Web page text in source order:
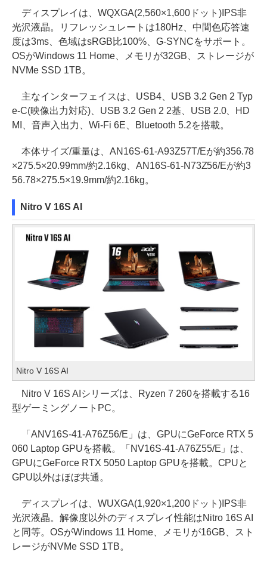
ディスプレイは、WQXGA(2,560×1,600ドット)IPS非
光沢液晶。リフレッシュレートは180Hz、中間色応答速
度は3ms、色域はsRGB比100%、G-SYNCをサポート。
OSがWindows 11 Home、メモリが32GB、ストレージが
NVMe SSD 1TB。
主なインターフェイスは、USB4、USB 3.2 Gen 2 Typ
e-C(映像出力対応)、USB 3.2 Gen 2 2基、USB 2.0、HD
MI、音声入出力、Wi-Fi 6E、Bluetooth 5.2を搭載。
本体サイズ/重量は、AN16S-61-A93Z57T/Eが約356.78
×275.5×20.99mm/約2.16kg、AN16S-61-N73Z56/Eが約3
56.78×275.5×19.9mm/約2.16kg。
Nitro V 16S AI
Nitro V 16S AI
Nitro V 16S AIシリーズは、Ryzen 7 260を搭載する16
型ゲーミングノートPC。
「ANV16S-41-A76Z56/E」は、GPUにGeForce RTX 5
060 Laptop GPUを搭載。「NV16S-41-A76Z55/E」は、
GPUにGeForce RTX 5050 Laptop GPUを搭載。CPUと
GPU以外はほぼ共通。
ディスプレイは、WUXGA(1,920×1,200ドット)IPS非
光沢液晶。解像度以外のディスプレイ性能はNitro 16S AI
と同等。OSがWindows 11 Home、メモリが16GB、スト
レージがNVMe SSD 1TB。